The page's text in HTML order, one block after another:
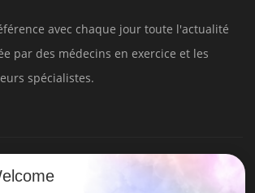
avec chaque jour toute l'actualité
par des médecins en exercice et les
spécialistes.
et cookies